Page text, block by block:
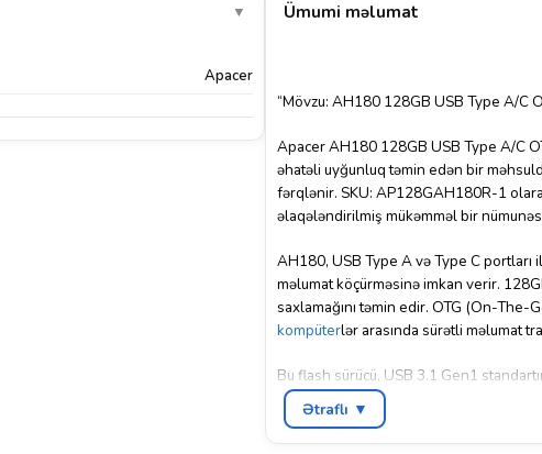
▼
Apacer
Ümumi məlumat
“Mövzu: AH180 128GB USB Type A/C
Apacer AH180 128GB USB Type A/C
əhatəli uyğunluq təmin edən bir
fərqlənir. SKU: AP128GAH180R-1
əlaqələndirilmiş mükəmməl bir
AH180, USB Type A və Type C portları
məlumat köçürməsinə imkan verir.
saxlamağını təmin edir. OTG (On-
kompüterlər arasında sürətli məlumat
Bu flash sürücü, USB 3.1 Gen1
Apacer AH180, faydalı olaraq
təmin edir.
Ətraflı ▼